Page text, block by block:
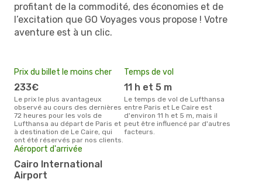
profitant de la commodité, des économies et de
l’excitation que GO Voyages vous propose ! Votre
aventure est à un clic.
Prix du billet le moins cher
233€
Le prix le plus avantageux
observé au cours des dernières
72 heures pour les vols de
Lufthansa au départ de Paris et
à destination de Le Caire, qui
ont été réservés par nos clients.
Temps de vol
11 h et 5 m
Le temps de vol de Lufthansa
entre Paris et Le Caire est
d'environ 11 h et 5 m, mais il
peut être influencé par d'autres
facteurs.
Aéroport d'arrivée
Cairo International
Airport